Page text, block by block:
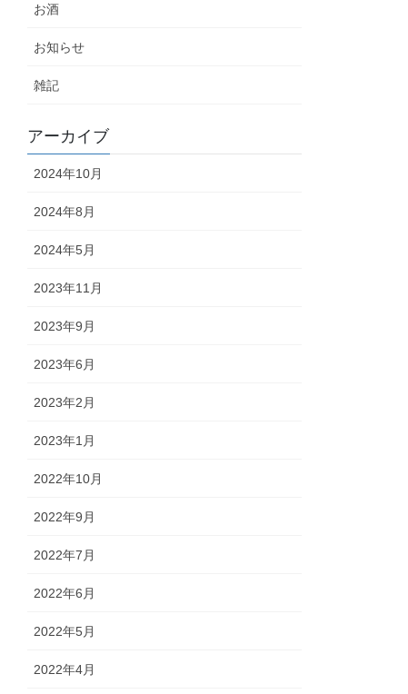
お酒
お知らせ
雑記
アーカイブ
2024年10月
2024年8月
2024年5月
2023年11月
2023年9月
2023年6月
2023年2月
2023年1月
2022年10月
2022年9月
2022年7月
2022年6月
2022年5月
2022年4月